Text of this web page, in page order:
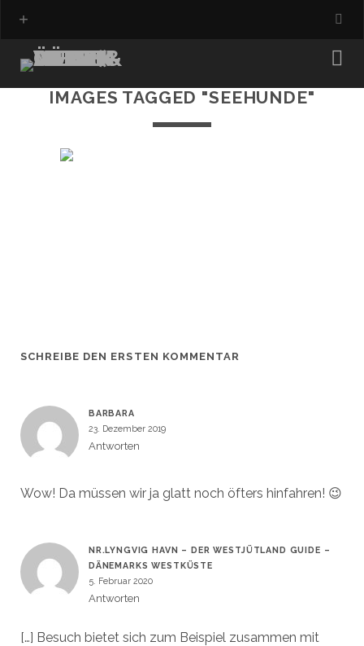
IMAGES TAGGED "SEEHUNDE"
SCHREIBE DEN ERSTEN KOMMENTAR
BARBARA
23. Dezember 2019
Antworten
Wow! Da müssen wir ja glatt noch öfters hinfahren! 😉
NR.LYNGVIG HAVN – DER WESTJÜTLAND GUIDE –
DÄNEMARKS WESTKÜSTE
5. Februar 2020
Antworten
[…] Besuch bietet sich zum Beispiel zusammen mit